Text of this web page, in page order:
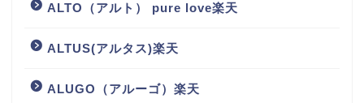
ALTO（アルト） pure love楽天
ALTUS(アルタス)楽天
ALUGO（アルーゴ）楽天